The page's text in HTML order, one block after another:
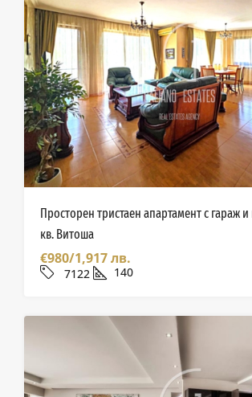
Просторен тристаен апартамент с гараж
кв. Витоша
€980/1,917 лв.
7122 140